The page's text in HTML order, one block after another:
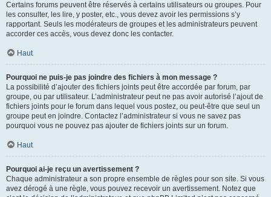
Certains forums peuvent être réservés à certains utilisateurs ou groupes. Pour
les consulter, les lire, y poster, etc., vous devez avoir les permissions s’y
rapportant. Seuls les modérateurs de groupes et les administrateurs peuvent
accorder ces accès, vous devez donc les contacter.
Haut
Pourquoi ne puis-je pas joindre des fichiers à mon message ?
La possibilité d’ajouter des fichiers joints peut être accordée par forum, par
groupe, ou par utilisateur. L’administrateur peut ne pas avoir autorisé l’ajout de
fichiers joints pour le forum dans lequel vous postez, ou peut-être que seul un
groupe peut en joindre. Contactez l’administrateur si vous ne savez pas
pourquoi vous ne pouvez pas ajouter de fichiers joints sur un forum.
Haut
Pourquoi ai-je reçu un avertissement ?
Chaque administrateur a son propre ensemble de règles pour son site. Si vous
avez dérogé à une règle, vous pouvez recevoir un avertissement. Notez que